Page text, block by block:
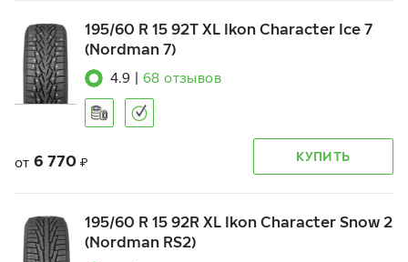
195/60 R 15 92T XL Ikon Character Ice 7
(Nordman 7)
4.9 68 отзывов
от 6 770 ₽ КУПИТЬ
195/60 R 15 92R XL Ikon Character Snow 2
(Nordman RS2)